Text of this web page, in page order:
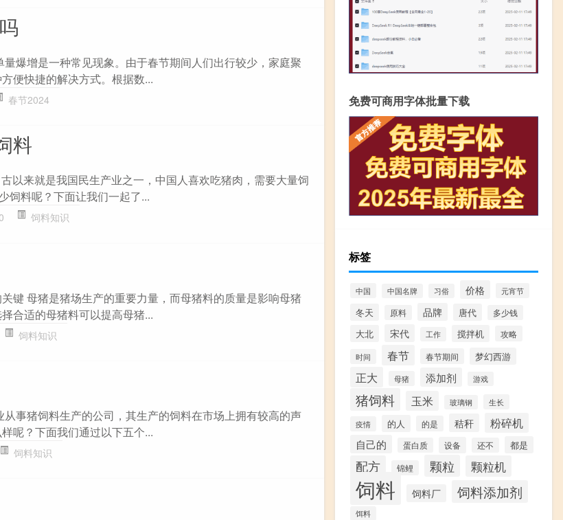
爆增是一种常见现象。由于春节期间人们出行较少，家庭聚
便快捷的解决方式。根据数...
春节2024
料
以来就是我国民生产业之一，中国人喜欢吃猪肉，需要大量饲
饲料呢？下面让我们一起了...
饲料知识
键 母猪是猪场生产的重要力量，而母猪料的质量是影响母猪
合适的母猪料可以提高母猪...
饲料知识
事猪饲料生产的公司，其生产的饲料在市场上拥有较高的声
呢？下面我们通过以下五个...
饲料知识
免费可商用字体批量下载
标签
中国 中国名牌 习俗 价格 元宵节
冬天 原料 品牌 唐代 多少钱
大北 宋代 工作 搅拌机 攻略
时间 春节 春节期间 梦幻西游
正大 母猪 添加剂 游戏
猪饲料 玉米 玻璃钢
生长
疫情
的人 的是 秸秆 粉碎机
自己的 蛋白质 设备 还不 都是
配方 锦鲤 颗粒 颗粒机
饲料 饲料厂 饲料添加剂
饵料